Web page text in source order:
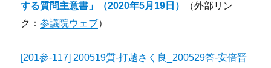
する質問主意書 」（2020年5月 19 日）
（外部リン
ク：参議院ウェブ）
[201参-117] 200519質-打越さく良_200529答-安倍晋